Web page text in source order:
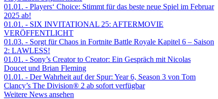
01.01. - Players‘ Choice: Stimmt für das beste neue Spiel im Februar
2025 ab!
01.01. - SIX INVITATIONAL 25: AFTERMOVIE
VERÖFFENTLICHT
01.03. - Sorgt für Chaos in Fortnite Battle Royale Kapitel 6 – Saison
2: LAWLESS!
01.01. - Sony’s Creator to Creator: Ein Gespräch mit Nicolas
Doucet und Brian Fleming
01.01. - Der Wahrheit auf der Spur: Year 6, Season 3 von Tom
Clancy’s The Division® 2 ab sofort verfügbar
Weitere News ansehen